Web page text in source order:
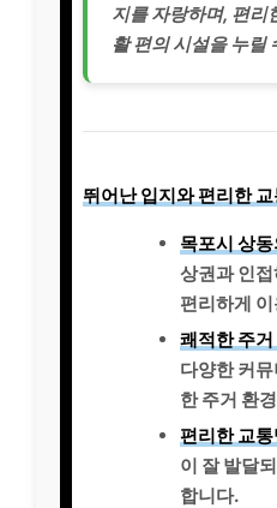
지를 자랑하며, 편리
활 편의 시설을 누릴
뛰어난 입지와 편리한
목포시 상
상권과 인
편리하게
쾌적한 주거
다양한 커
한 주거 환
편리한 교
이 잘 발달
합니다.